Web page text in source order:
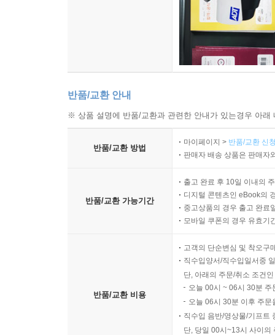
반품/교환 안내
※ 상품 설명에 반품/교환과 관련한 안내가 있는경우 아
반품/교환 방법
마이페이지 > 반품/교환 신
판매자 배송 상품은 판매자
반품/교환 가능기간
출고 완료 후 10일 이내의
디지털 콘텐츠인 eBook의
중고상품의 경우 출고 완료
모바일 쿠폰의 경우 유효기
반품/교환 비용
고객의 단순변심 및 착오구
직수입양서/직수입일서중
단, 아래의 주문/취소 조건
오늘 00시 ~ 06시 30분
오늘 06시 30분 이후 주
직수입 음반/영상물/기프트
단, 당일 00시~13시 사이의